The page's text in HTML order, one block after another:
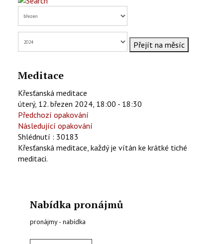
KONTAKTY
EN
Přejít na měsíc
Meditace
Křesťanská meditace
úterý, 12. březen 2024, 18:00 - 18:30
Předchozí opakování
Následující opakování
Shlédnutí : 30183
Křesťanská meditace, každý je vítán ke krátké tiché
meditaci.
Nabídka pronájmů
pronájmy - nabídka